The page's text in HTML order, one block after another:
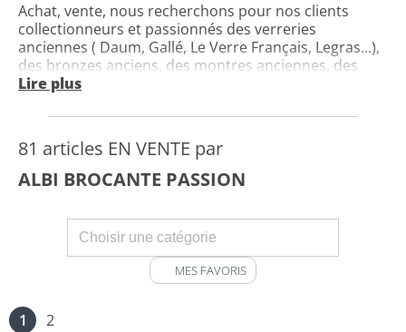
Achat, vente, nous recherchons pour nos clients
collectionneurs et passionnés des verreries
anciennes ( Daum, Gallé, Le Verre Français, Legras...),
des bronzes anciens, des montres anciennes, des
bijoux anciens , toutes curiosités de qualités. Nos
rendez-vous
Lire plus
81 articles EN VENTE par
ALBI BROCANTE PASSION
MES FAVORIS
1 2